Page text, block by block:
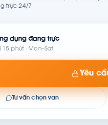
trực 24/7
dụng đang trực
15 phút · Mon–Sat
Yêu
Tư vấn chọn van